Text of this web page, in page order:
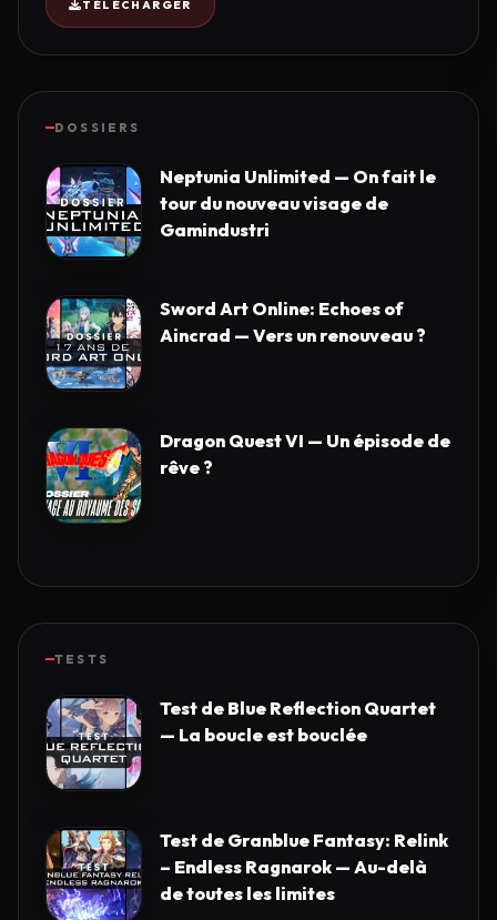
TÉLÉCHARGER
DOSSIERS
Neptunia Unlimited — On fait le
tour du nouveau visage de
Gamindustri
Sword Art Online: Echoes of
Aincrad — Vers un renouveau ?
Dragon Quest VI — Un épisode de
rêve ?
TESTS
Test de Blue Reflection Quartet
— La boucle est bouclée
Test de Granblue Fantasy: Relink
– Endless Ragnarok — Au-delà
de toutes les limites